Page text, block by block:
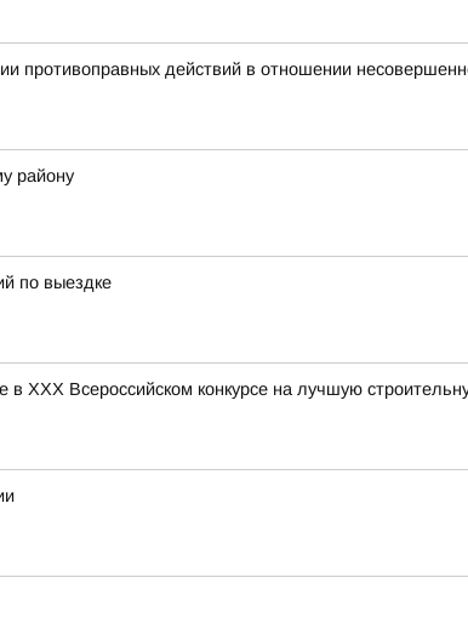
действий в отношении
району
по выездке
Всероссийском конкурсе на лучшую